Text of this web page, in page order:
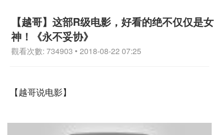
【越哥】这部R级电影，好看的绝不仅仅是女
神！《永不妥协》
觀看次數: 734903 • 2018-08-22 07:25
【越哥说电影】